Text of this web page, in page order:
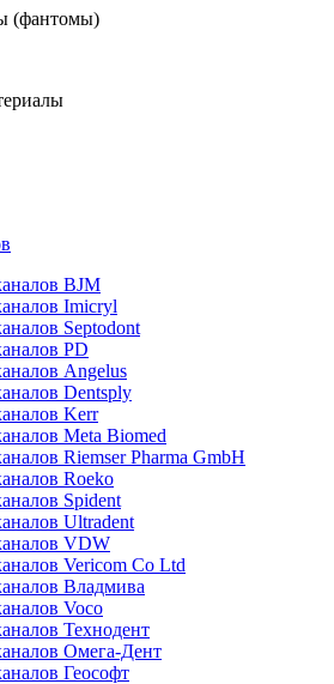
(фантомы)
BJM
Imicryl
Septodont
PD
Angelus
Dentsply
Kerr
Meta Biomed
Riemser Pharma GmbH
Roeko
Spident
Ultradent
VDW
Vericom Co Ltd
Владмива
Voco
Технодент
Омега-Дент
Геософт